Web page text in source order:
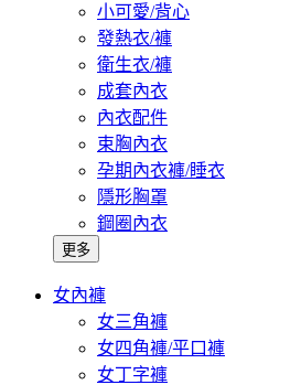
小可愛/背心
發熱衣/褲
衛生衣/褲
成套內衣
內衣配件
束胸內衣
孕期內衣褲/睡衣
隱形胸罩
鋼圈內衣
更多
女內褲
女三角褲
女四角褲/平口褲
女丁字褲